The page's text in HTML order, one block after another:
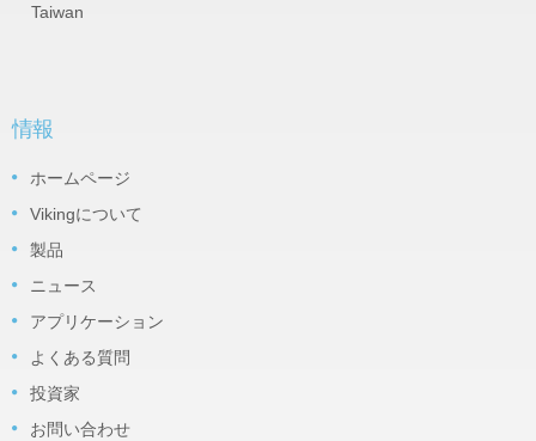
Taiwan
情報
ホームページ
Vikingについて
製品
ニュース
アプリケーション
よくある質問
投資家
お問い合わせ